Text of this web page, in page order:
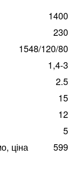
1400
230
1548/120/80
1,4-3
2.5
15
12
5
ціна
599